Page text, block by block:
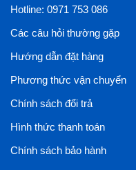
Hotline: 0971 753 086
Các câu hỏi thường gặp
Hướng dẫn đặt hàng
Phương thức vận chuyển
Chính sách đổi trả
Hình thức thanh toán
Chính sách bảo hành